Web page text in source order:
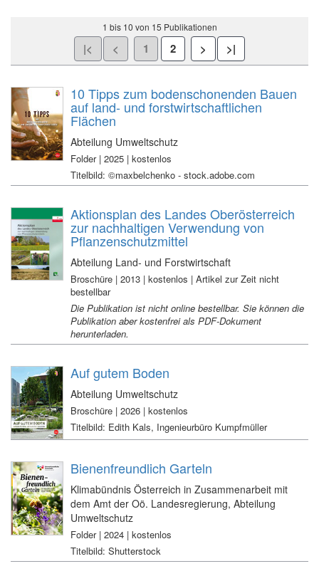
1 bis 10 von 15 Publikationen
10 Tipps zum bodenschonenden Bauen
auf land- und forstwirtschaftlichen
Flächen
Abteilung Umweltschutz
Folder | 2025 | kostenlos
Titelbild: ©maxbelchenko - stock.adobe.com
Aktionsplan des Landes Oberösterreich
zur nachhaltigen Verwendung von
Pflanzenschutzmittel
Abteilung Land- und Forstwirtschaft
Broschüre | 2013 | kostenlos | Artikel zur Zeit nicht
bestellbar
Die Publikation ist nicht online bestellbar. Sie können die
Publikation aber kostenfrei als PDF-Dokument
herunterladen.
Auf gutem Boden
Abteilung Umweltschutz
Broschüre | 2026 | kostenlos
Titelbild: Edith Kals, Ingenieurbüro Kumpfmüller
Bienenfreundlich Garteln
Klimabündnis Österreich in Zusammenarbeit mit
dem Amt der Oö. Landesregierung, Abteilung
Umweltschutz
Folder | 2024 | kostenlos
Titelbild: Shutterstock